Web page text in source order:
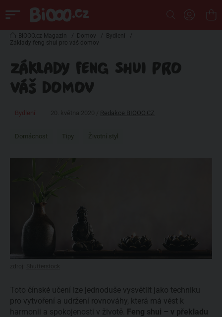
BiOOO.cz Magazin / Domov / Bydlení
/
Základy feng shui pro váš domov
ZÁKLADY FENG SHUI PRO
VÁŠ DOMOV
Bydlení Redakce BIOOO.CZ
Domácnost Tipy Životní styl
Toto čínské učení lze jednoduše vysvětlit jako techniku
pro vytvoření a udržení rovnováhy, která má vést k
harmonii a spokojenosti v životě. Feng shui – v překladu